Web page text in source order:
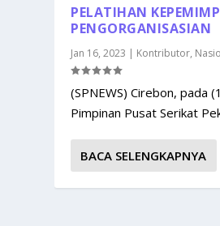
PELATIHAN
PENGORGANISASIAN
Jan 16, 2023 | Kontributor,
(SPNEWS) Cirebon, pada
Pimpinan Pusat Serikat
BACA SELENGKAPNYA